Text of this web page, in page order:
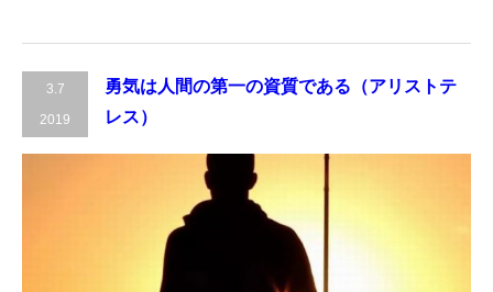
3.7
2019
勇気は人間の第一の資質である（アリストテ
レス）